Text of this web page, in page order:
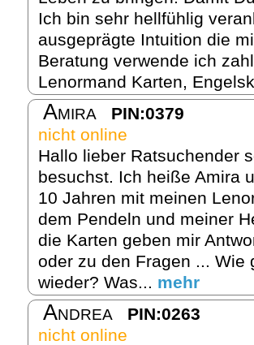
Ich bin sehr hellfühlig
ausgeprägte Intuition die
Beratung verwende ich
Lenormand Karten,
Amira
PIN:0379
nicht online
Hallo lieber Ratsuchender
besuchst. Ich heiße Amira
10 Jahren mit meinen
dem Pendeln und meiner
die Karten geben mir
oder zu den Fragen ... Wie
wieder? Was... mehr
Andrea
PIN:0263
nicht online